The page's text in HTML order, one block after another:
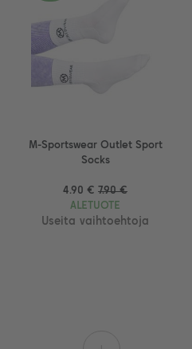
M-Sportswear Outlet Sport
Socks
4.90 € 7.90 €
ALETUOTE
Useita vaihtoehtoja